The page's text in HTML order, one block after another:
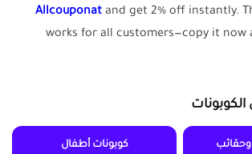
Allcouponat and get 2% off instantly.
works for all customers—copy it now
وحقائب كوبونات أطفال